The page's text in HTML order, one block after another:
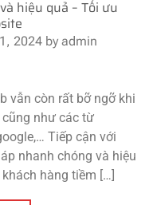
hiệu quả – Tối ưu
2024by admin
vẫn còn rất bỡ ngỡ khi
cũng như các từ
Tiếp cận với
nhanh chóng và hiệu
hàng tiềm […]